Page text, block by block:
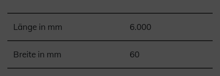
Länge in mm 6.000
Breite in mm 60